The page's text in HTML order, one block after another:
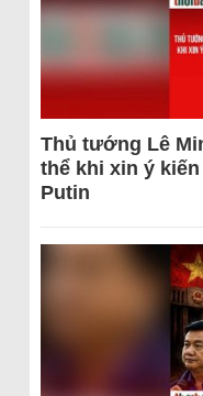
Thủ tướng Lê
thể khi xin ý
Putin